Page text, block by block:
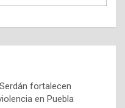
fortalecen
en Puebla